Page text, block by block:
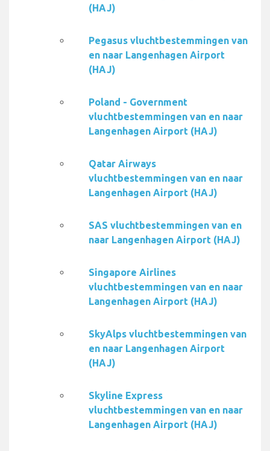
(HAJ)
Pegasus vluchtbestemmingen van
en naar Langenhagen Airport
(HAJ)
Poland - Government
vluchtbestemmingen van en naar
Langenhagen Airport (HAJ)
Qatar Airways
vluchtbestemmingen van en naar
Langenhagen Airport (HAJ)
SAS vluchtbestemmingen van en
naar Langenhagen Airport (HAJ)
Singapore Airlines
vluchtbestemmingen van en naar
Langenhagen Airport (HAJ)
SkyAlps vluchtbestemmingen van
en naar Langenhagen Airport
(HAJ)
Skyline Express
vluchtbestemmingen van en naar
Langenhagen Airport (HAJ)